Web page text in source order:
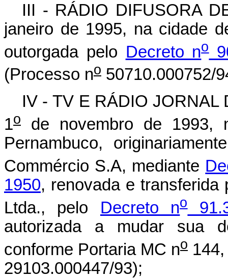
III - RÁDIO DIFUSORA
janeiro de 1995, na cidade
outorgada pelo Decreto no
(Processo no 50710.000752/
IV - TV E RÁDIO JORNAL
1o
de novembro de 1993,
Pernambuco,
Commércio S.A, mediante
1950, renovada e transferida
Ltda., pelo Decreto no
autorizada a mudar sua
conforme Portaria MC no
29103.000447/93);